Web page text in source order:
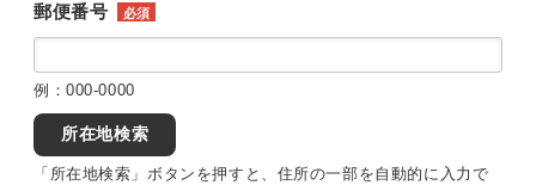
郵便番号 必須
例：000-0000
所在地検索
「所在地検索」ボタンを押すと、住所の一部を自動的に入力で